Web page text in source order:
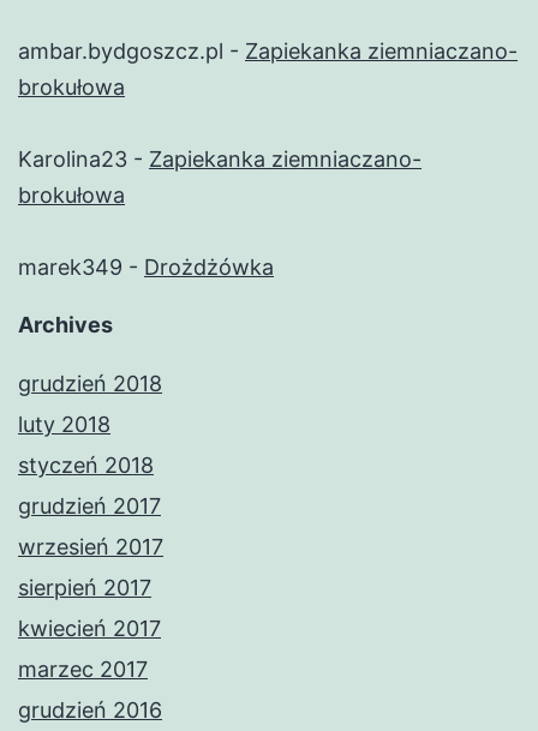
ambar.bydgoszcz.pl - Zapiekanka ziemniaczano-
brokułowa
Karolina23 - Zapiekanka ziemniaczano-
brokułowa
marek349 - Drożdżówka
Archives
grudzień 2018
luty 2018
styczeń 2018
grudzień 2017
wrzesień 2017
sierpień 2017
kwiecień 2017
marzec 2017
grudzień 2016